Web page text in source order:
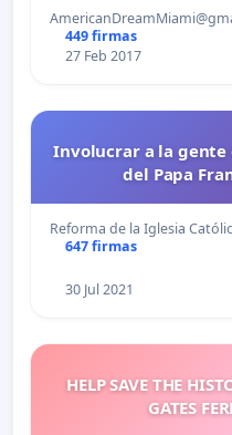
449 firmas
27 Feb 2017
Involucrar a la gente
del Papa
Reforma de la Iglesia
647 firmas
30 Jul 2021
HELP SAVE THE
GATES